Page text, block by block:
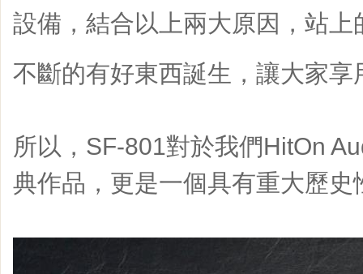
設備，結合以上兩大原因，站
不斷的有好東西誕生，讓大家享
所以，SF-801對於我們HitOn
典作品，更是一個具有重大歷史